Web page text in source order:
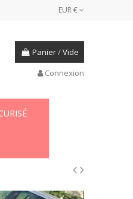
EUR €
Panier/Vide
Connexion